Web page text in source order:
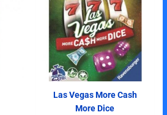
Las Vegas More Cash
More Dice